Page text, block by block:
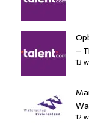
–
13
12